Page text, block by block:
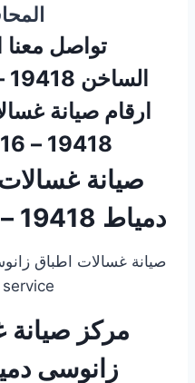
تواصل معنا
الساخن 19418 – 01008555016
ارقام صيانة
19418 – 01008555016
صيانة
دمياط 19418 – 01008555016
مركز